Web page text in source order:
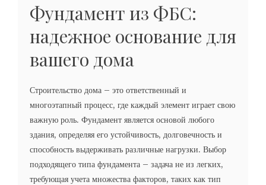
Фундамент из ФБС:
надежное основание для
вашего дома
Строительство дома – это ответственный и
многоэтапный процесс, где каждый элемент играет свою
важную роль. Фундамент является основой любого
здания, определяя его устойчивость, долговечность и
способность выдерживать различные нагрузки. Выбор
подходящего типа фундамента – задача не из легких,
требующая учета множества факторов, таких как тип